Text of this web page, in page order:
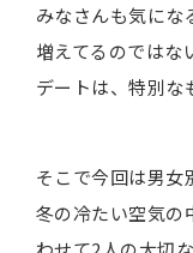
みなさんも気にな
増えてるのではな
デートは、特別な
そこで今回は男女
冬の冷たい空気の